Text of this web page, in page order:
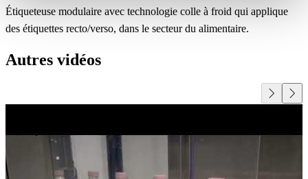
Étiqueteuse modulaire avec technologie colle à froid qui applique
des étiquettes recto/verso, dans le secteur du alimentaire.
Autres vidéos